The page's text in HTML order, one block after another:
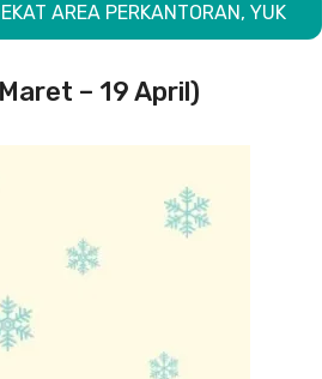
AREA PERKANTORAN, YUK
– 19 April)